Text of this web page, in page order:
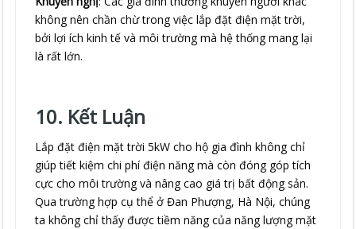
không nên chần chừ trong việc lắp đặt điện mặt trời,
bởi lợi ích kinh tế và môi trường mà hệ thống mang lại
là rất lớn.
10. Kết Luận
Lắp đặt điện mặt trời 5kW cho hộ gia đình không chỉ
giúp tiết kiệm chi phí điện năng mà còn đóng góp tích
cực cho môi trường và nâng cao giá trị bất động sản.
Qua trường hợp cụ thể ở Đan Phượng, Hà Nội, chúng
ta không chỉ thấy được tiềm năng của năng lượng mặt